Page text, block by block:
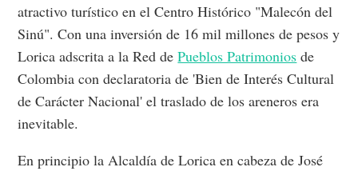
atractivo turístico en el Centro Histórico "Malecón del
Sinú". Con una inversión de 16 mil millones de pesos y
Lorica adscrita a la Red dePueblos Patrimonios de
Colombia con declaratoria de 'Bien de Interés Cultural
de Carácter Nacional' el traslado de los areneros era
inevitable.
En principio la Alcaldía de Lorica en cabeza de José